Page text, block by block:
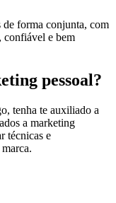
de forma conjunta, com
confiável e bem
pessoal?
tenha te auxiliado a
a marketing
técnicas e